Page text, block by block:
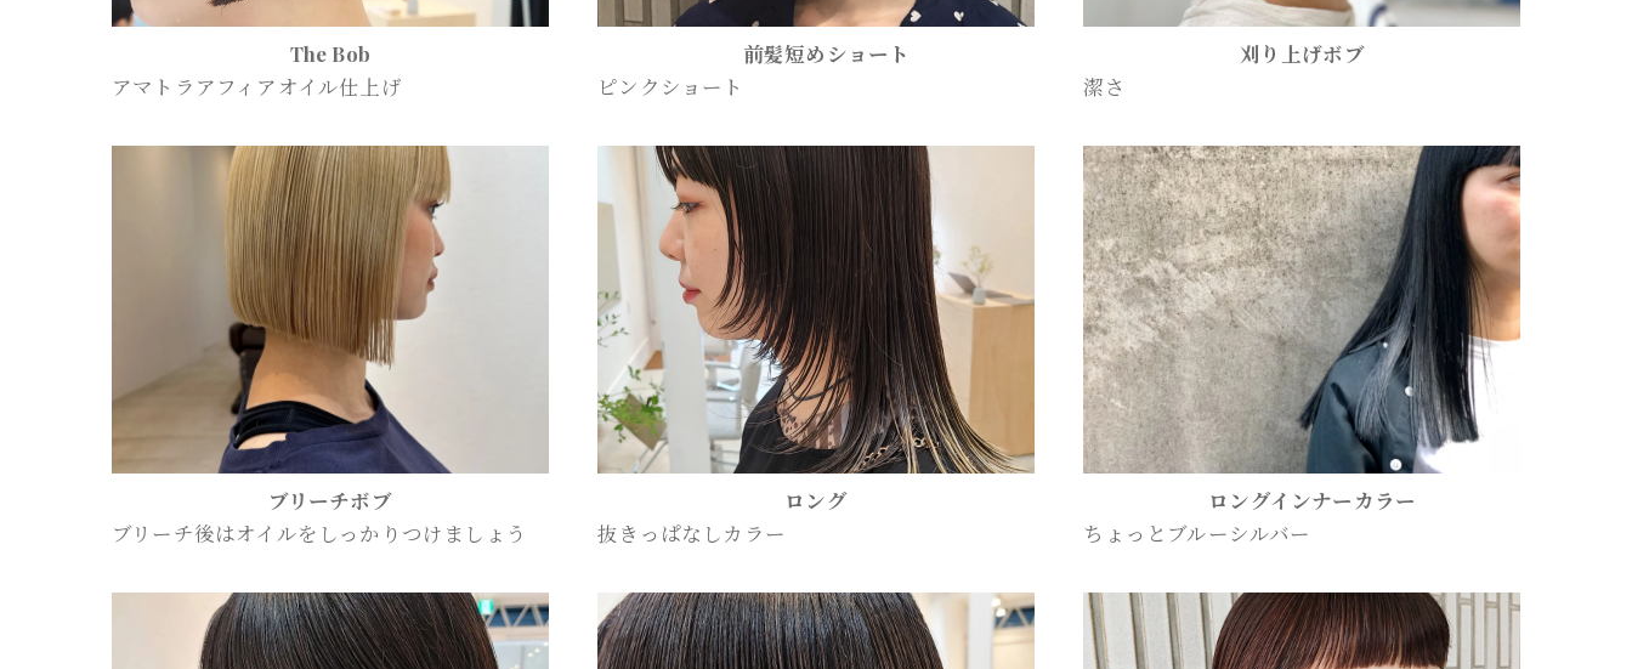
The Bob
アマトラアフィアオイル仕上げ
前髪短めショート
ピンクショート
刈り上げボブ
潔さ
ブリーチボブ
ブリーチ後はオイルをしっかりつけましょう
ロング
抜きっぱなしカラー
ロングインナーカラー
ちょっとブルーシルバー